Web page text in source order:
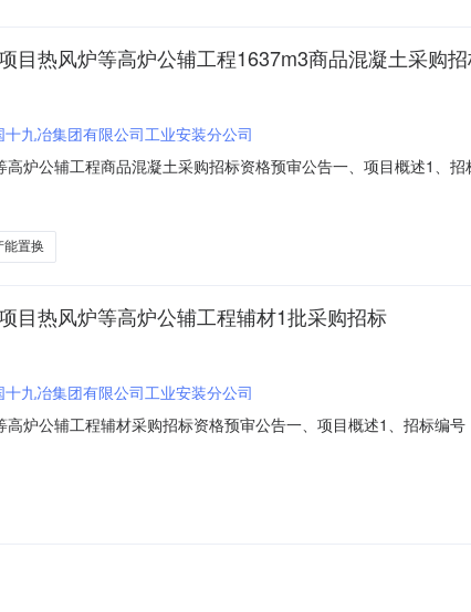
目热风炉等高炉公辅工程1637m3商品混凝土采购
十九冶集团有限公司工业安装分公司
炉公辅工程商品混凝土采购招标资格预审公告一、项目概述1、
投标人资格要求1、投标人营业执照经营范围应涵盖本次招标物
能置换
目热风炉等高炉公辅工程辅材1批采购招标
十九冶集团有限公司工业安装分公司
炉公辅工程辅材采购招标资格预审公告一、项目概述1、招标编
经营范围应涵盖本次招标物资，注册资金不少于300万元人民币,